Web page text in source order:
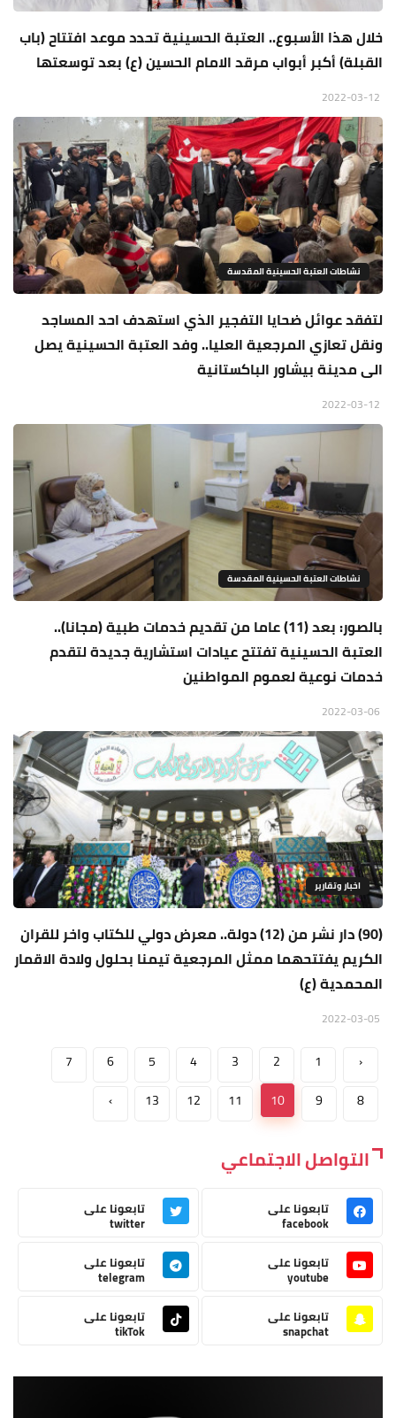
خلال هذا الأسبوع.. العتبة الحسينية تحدد موعد افتتاح (باب
القبلة) أكبر أبواب مرقد الامام الحسين (ع) بعد توسعتها
نشاطات العتبة الحسينية المقدسة
لتفقد عوائل ضحايا التفجير الذي استهدف احد المساجد
ونقل تعازي المرجعية العليا.. وفد العتبة الحسينية يصل
الى مدينة بيشاور الباكستانية
نشاطات العتبة الحسينية المقدسة
بالصور: بعد (11) عاما من تقديم خدمات طبية (مجانا)..
العتبة الحسينية تفتتح عيادات استشارية جديدة لتقدم
خدمات نوعية لعموم المواطنين
اخبار وتقارير
(90) دار نشر من (12) دولة.. معرض دولي للكتاب واخر للقران
الكريم يفتتحهما ممثل المرجعية تيمنا بحلول ولادة الاقمار
المحمدية (ع)
‹
1
2
3
4
5
6
7
8
9
10
11
12
13
›
التواصل الاجتماعي
تابعونا على
facebook
تابعونا على
twitter
تابعونا على
youtube
تابعونا على
telegram
تابعونا على
snapchat
تابعونا على
tikTok